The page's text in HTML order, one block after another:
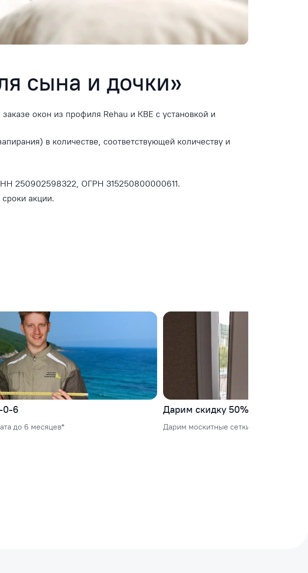
сына и дочки»
окон из профиля Rehau и KBE с установкой и
в количестве, соответствующей количеству и
250902598322, ОГРН 315250800000611.
акции.
0-6
до 6 месяцев*
Дарим скидку 50% монтаж на
Дарим москитные сетки и скидку 50%